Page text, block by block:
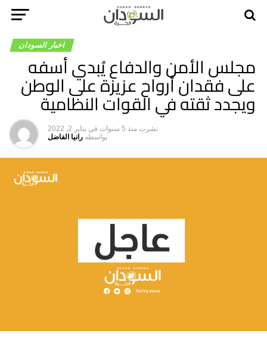
اخبار السودان
مجلس الأمن والدفاع يُبدي أسفه
على فقدان أرواح عزيزة على الوطن
ويجدد ثقته في القوات النظامية
نشرت منذ 5 سنوات في يناير 2, 2022
بواسطه رانيا الفاضل